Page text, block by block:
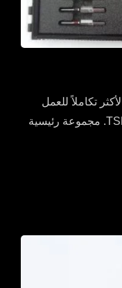
مجموعة مفكات عزم الدوران Sloky الأكثر تكاملاً للعمل
خارج الموقع مقارنةً بمحطة TSD-26 Pro. مجموعة رئيسية